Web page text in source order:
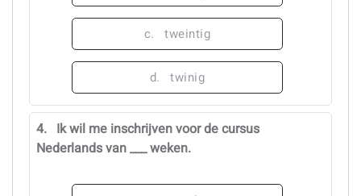
c. tweintig
d. twinig
4. Ik wil me inschrijven voor de cursus
Nederlands van ___ weken.